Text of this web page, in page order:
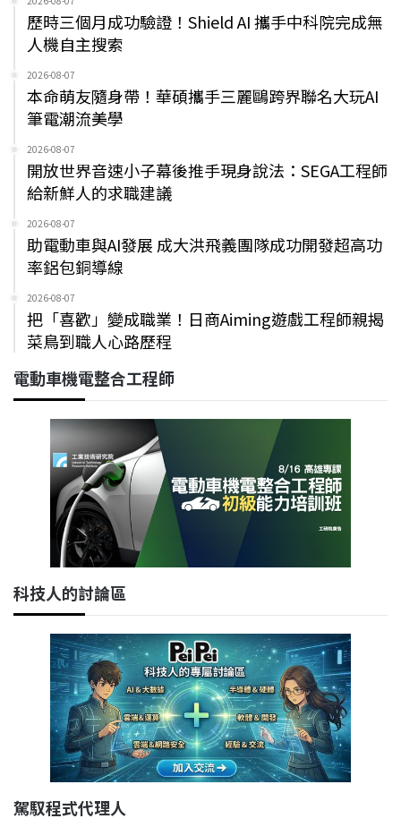
歷時三個月成功驗證！Shield AI 攜手中科院完成無
人機自主搜索
2026-08-07
本命萌友隨身帶！華碩攜手三麗鷗跨界聯名大玩AI
筆電潮流美學
2026-08-07
開放世界音速小子幕後推手現身說法：SEGA工程師
給新鮮人的求職建議
2026-08-07
助電動車與AI發展 成大洪飛義團隊成功開發超高功
率鋁包銅導線
2026-08-07
把「喜歡」變成職業！日商Aiming遊戲工程師親揭
菜鳥到職人心路歷程
電動車機電整合工程師
科技人的討論區
駕馭程式代理人